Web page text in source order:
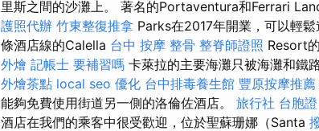
里斯之間的沙灘上。 著名的Portaventura和Ferrari
護照代辦 竹東整復推拿 Parks在2017年開業，可以輕鬆
條酒店線的Calella 台中 按摩 整骨 整脊師證照 Resort
外燴 記帳士 要補習嗎 卡萊拉的主要海灘只被海灘和鐵
外燴茶點 local seo 優化 台中排毒養生館 豐原按摩推薦
能夠免費使用街道另一側的洛倫佐酒店。 旅行社 台胞證
酒店在我們的乘客中很受歡迎，位於聖蘇珊娜（Santa